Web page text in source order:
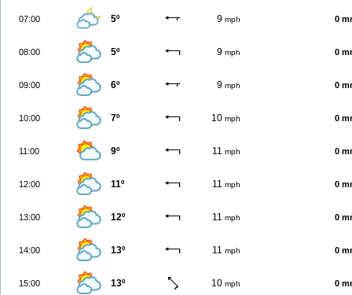
07:00 5º 9 mph 0
08:00 5º 9 mph 0
09:00 6º 9 mph 0
10:00 7º 10 mph 0
11:00 9º 11 mph 0
12:00 11º 11 mph 0
13:00 12º 11 mph 0
14:00 13º 11 mph 0
15:00 13º 10 mph 0